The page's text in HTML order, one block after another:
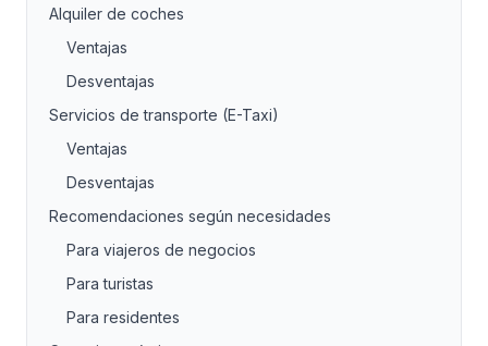
Alquiler de coches
Ventajas
Desventajas
Servicios de transporte (E-Taxi)
Ventajas
Desventajas
Recomendaciones según necesidades
Para viajeros de negocios
Para turistas
Para residentes